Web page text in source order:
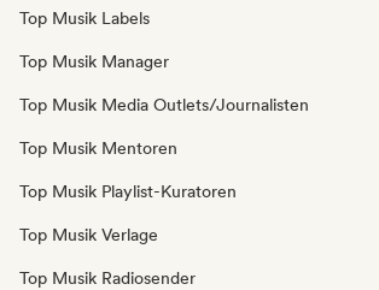
Top Musik Labels
Top Musik Manager
Top Musik Media Outlets/Journalisten
Top Musik Mentoren
Top Musik Playlist-Kuratoren
Top Musik Verlage
Top Musik Radiosender